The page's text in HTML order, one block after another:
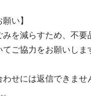
い】
を減らすため、不要
ご協力をお願いしま
わせには返信できま